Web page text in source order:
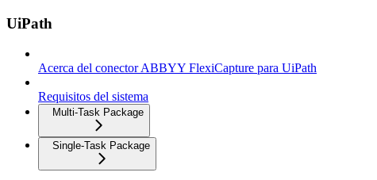
UiPath
Acerca del conector ABBYY FlexiCapture para UiPath
Requisitos del sistema
Multi-Task Package
Single-Task Package